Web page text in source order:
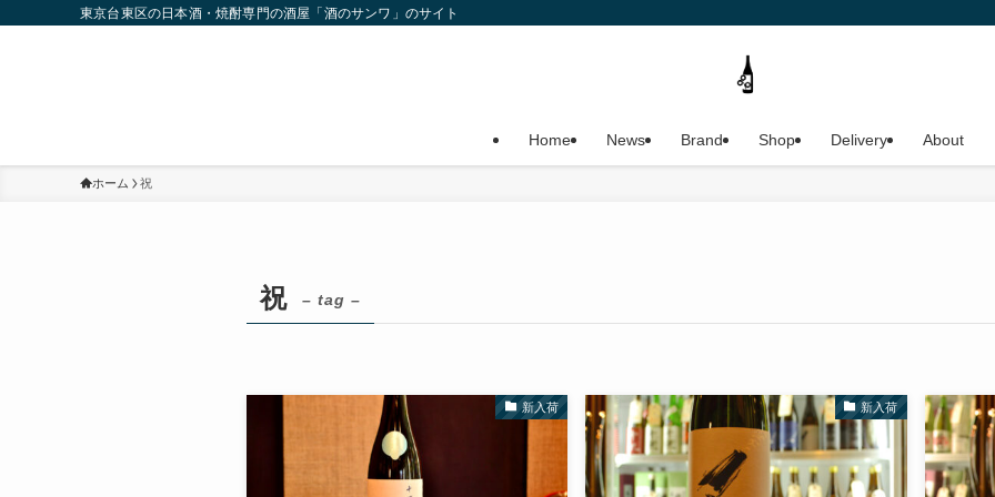
東京台東区の日本酒・焼酎専門の酒屋「酒のサンワ」のサイト
Home News Brand Shop Delivery About
ホーム 祝
祝 – tag –
新入荷 新入荷